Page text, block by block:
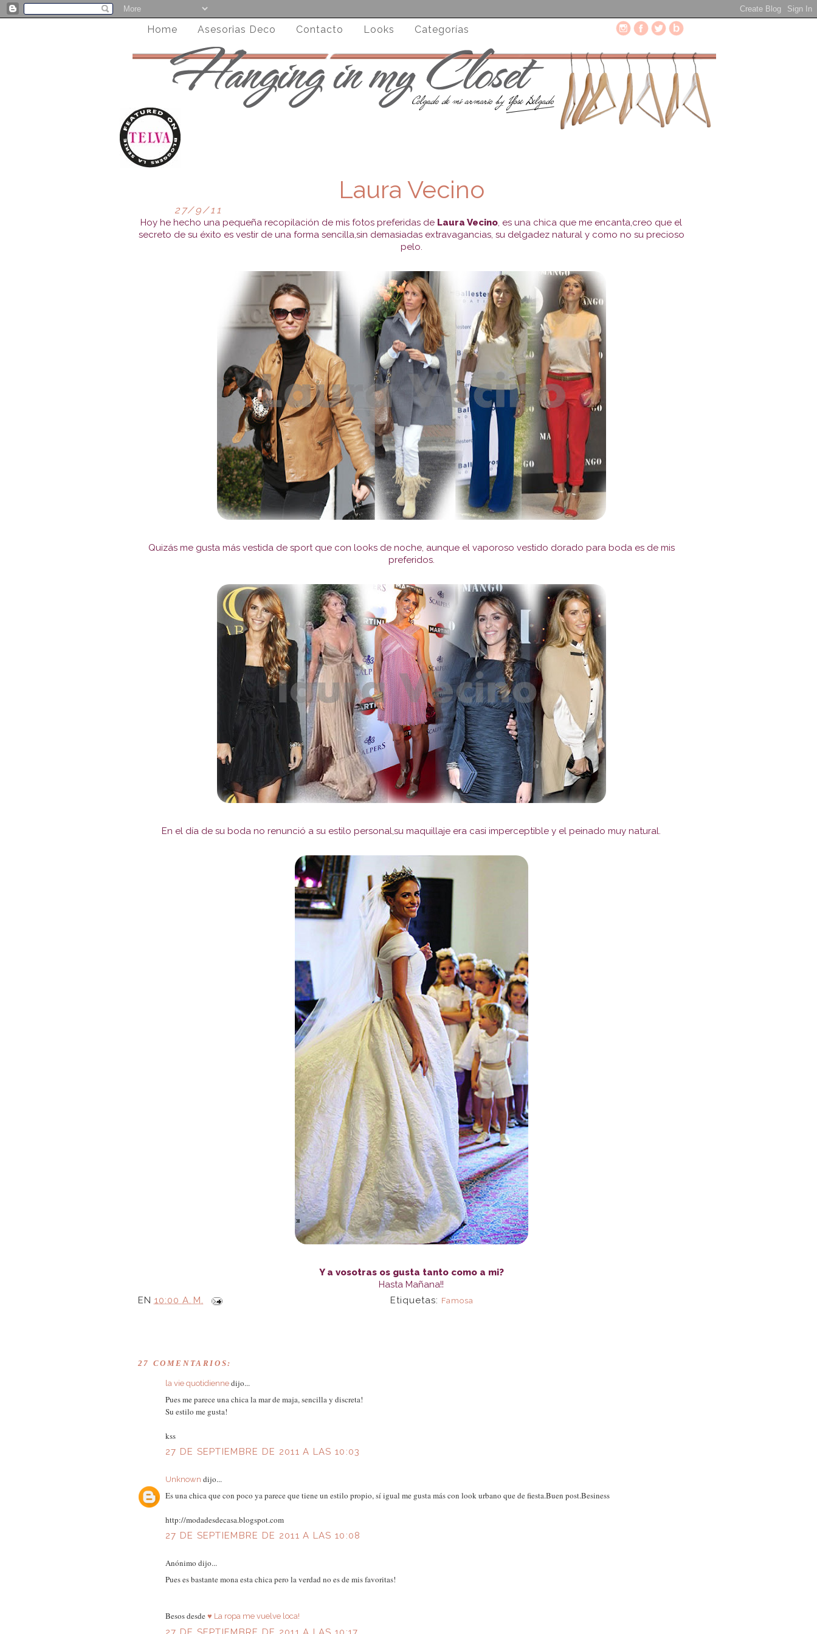
Home Asesorias Deco Contacto Looks Categorías
27/9/11
Laura Vecino
Hoy he hecho una pequeña recopilación de mis fotos preferidas de Laura Vecino , es una chica que me encanta,creo que el
secreto de su éxito es vestir de una forma sencilla,sin demasiadas extravagancias, su delgadez natural y como no su precioso
pelo.
Quizás me gusta más vestida de sport que con looks de noche, aunque el vaporoso vestido dorado para boda es de mis
preferidos.
En el día de su boda no renunció a su estilo personal,su maquillaje era casi imperceptible y el peinado muy natural.
Y a vosotras os gusta tanto como a mi?
Hasta Mañana!!
EN 10:00 A. M. Etiquetas: Famosa
27 COMENTARIOS:
la vie quotidiennedijo...
Pues me parece una chica la mar de maja, sencilla y discreta!
Su estilo me gusta!
kss
27 DE SEPTIEMBRE DE 2011 A LAS 10:03
Unknown dijo...
Es una chica que con poco ya parece que tiene un estilo propio, sí igual me gusta más con look urbano que de fiesta.Buen post.Besiness
http://modadesdecasa.blogspot.com
27 DE SEPTIEMBRE DE 2011 A LAS 10:08
Anónimo dijo...
Pues es bastante mona esta chica pero la verdad no es de mis favoritas!
Besos desde ♥ La ropa me vuelve loca!